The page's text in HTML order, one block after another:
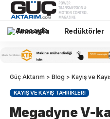
Anasayfa Redüktörler
Güç Aktarım > Blog > Kayış ve
KAYIŞ VE KAYIŞ TAHRIKLERI
Megadyne V-